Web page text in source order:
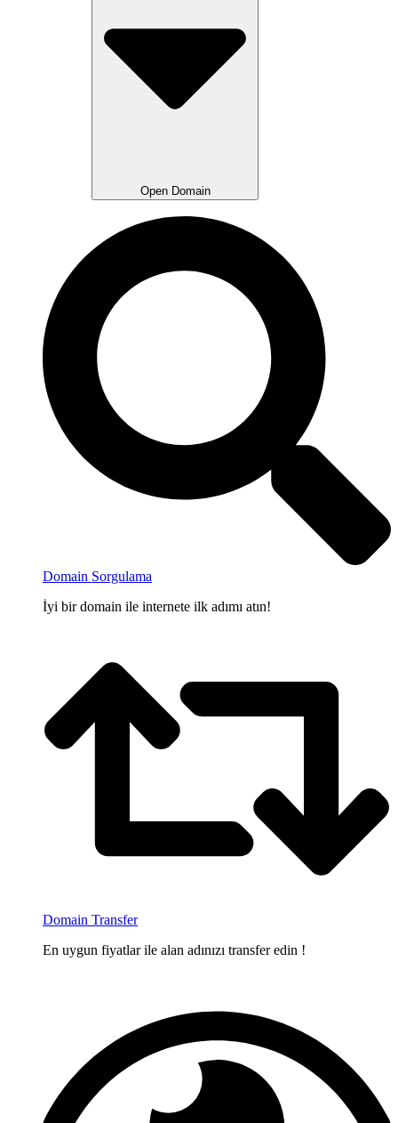
Open Domain
Domain Sorgulama
İyi bir domain ile internete ilk adımı atın!
Domain Transfer
En uygun fiyatlar ile alan adınızı transfer edin !